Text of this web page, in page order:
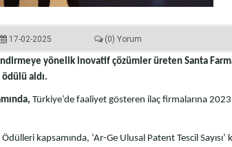
17-02-2025 (0) Yorum
yönelik inovatif çözümler üreten Santa
aldı.
Türkiye’de faaliyet gösteren ilaç firmalarına 2023
kapsamında, ‘Ar-Ge Ulusal Patent Tescil